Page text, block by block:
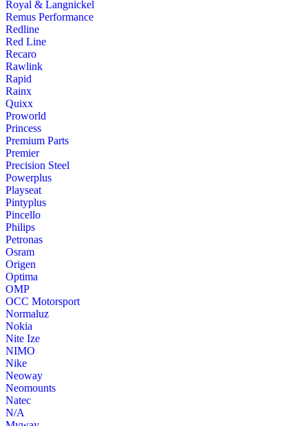
Royal & Langnickel
Remus Performance
Redline
Red Line
Recaro
Rawlink
Rapid
Rainx
Quixx
Proworld
Princess
Premium Parts
Premier
Precision Steel
Powerplus
Playseat
Pintyplus
Pincello
Philips
Petronas
Osram
Origen
Optima
OMP
OCC Motorsport
Normaluz
Nokia
Nite Ize
NIMO
Nike
Neoway
Neomounts
Natec
N/A